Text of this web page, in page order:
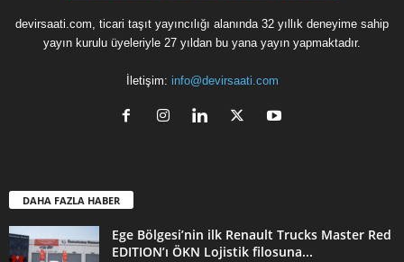
devirsaati.com, ticari taşıt yayıncılığı alanında 32 yıllık deneyime sahip
yayın kurulu üyeleriyle 27 yıldan bu yana yayın yapmaktadır.
İletişim: info@devirsaati.com
DAHA FAZLA HABER
Ege Bölgesi’nin ilk Renault Trucks Master Red
EDITION’ı ÖKN Lojistik filosuna...